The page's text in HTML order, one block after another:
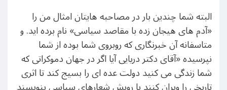
البته شما چندین بار در مصاحبه هایتان امثال من را
«آدم های هیجان زده با مقاصد سیاسی» نام برده اید. و
متاسفانه آن خبرنگاری که روبروی شما بوده از شما
نپرسیده «آقای دکتر دریایی آیا اگر در جهان دموکراتی که
شما زندگی می کنید دولت عده ای را بسیج کند تا اثری